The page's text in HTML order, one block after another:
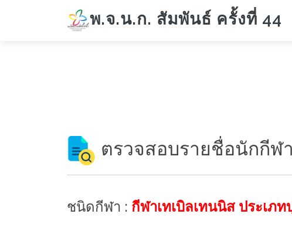
พ.จ.น.ก. สัมพันธ์ ครั้งที่ 44
ตรวจสอบรายชื่อนักกีฬา
ชนิดกีฬา : กีฬาเทเบิลเทนนิส ประเภ